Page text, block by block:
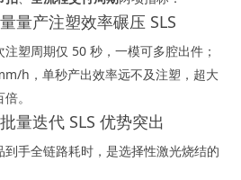
量产注塑效率碾压 SLS
塑周期仅 50 秒，一模可多腔出件；
h，单秒产出效率远不及注塑，超大
。
量迭代 SLS 优势突出
手全链路耗时，是选择性激光烧结的